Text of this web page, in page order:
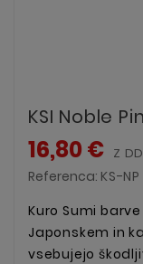
KSI Noble
16,80 € Z
Referenca: KS-NP
Kuro Sumi
Japonskem in
vsebujejo